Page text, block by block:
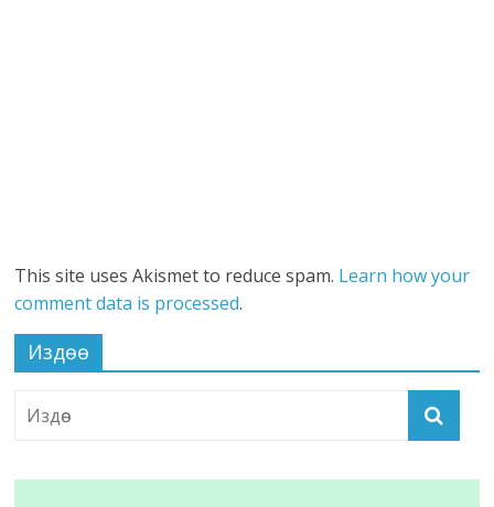
This site uses Akismet to reduce spam. Learn how your
comment data is processed.
Издөө